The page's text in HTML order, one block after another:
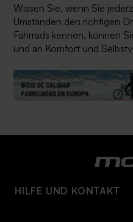
Wissen Sie, wenn Sie
Umständen den richtigen
Fahrrads kennen, können
und an Komfort und
HILFE UND KONTAKT